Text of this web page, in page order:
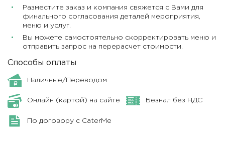
Разместите заказ и компания свяжется с Вами для
финального согласования деталей мероприятия,
меню и услуг.
Вы можете самостоятельно скорректировать меню и
отправить запрос на перерасчет стоимости.
Способы оплаты
Наличные/Переводом
Онлайн (картой) на сайте Безнал без НДС
По договору с CaterMe